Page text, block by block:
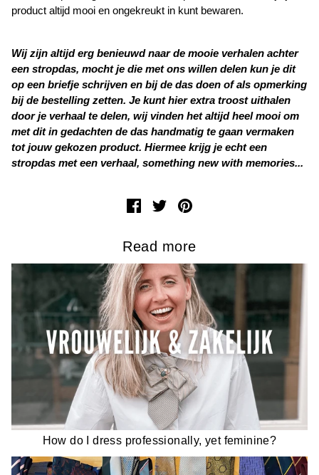
product altijd mooi en ongekreukt in kunt bewaren.
Wij zijn altijd erg benieuwd naar de mooie verhalen achter
een stropdas, mocht je die met ons willen delen kun je dit
op een briefje schrijven en bij de das doen of als opmerking
bij de bestelling zetten. Je kunt hier extra troost uithalen
door je verhaal te delen, wij vinden het altijd heel mooi om
met dit in gedachten de das handmatig te gaan vermaken
tot jouw gekozen product. Hiermee krijg je echt een
stropdas met een verhaal, something new with memories...
Read more
How do I dress professionally, yet feminine?